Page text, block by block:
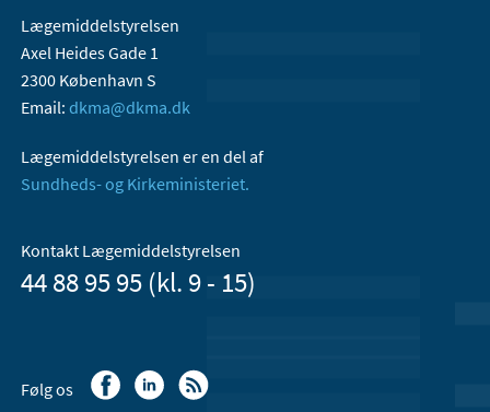
Lægemiddelstyrelsen
Axel Heides Gade 1
2300 København S
Email: dkma@dkma.dk
Lægemiddelstyrelsen er en del af
Sundheds- og Kirkeministeriet.
Kontakt Lægemiddelstyrelsen
44 88 95 95 (kl. 9 - 15)
Følg os